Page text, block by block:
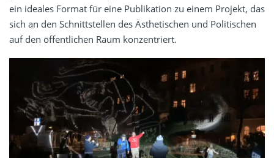
ein ideales Format für eine Publikation zu einem Projekt, das
sich an den Schnittstellen des Ästhetischen und Politischen
auf den öffentlichen Raum konzentriert.